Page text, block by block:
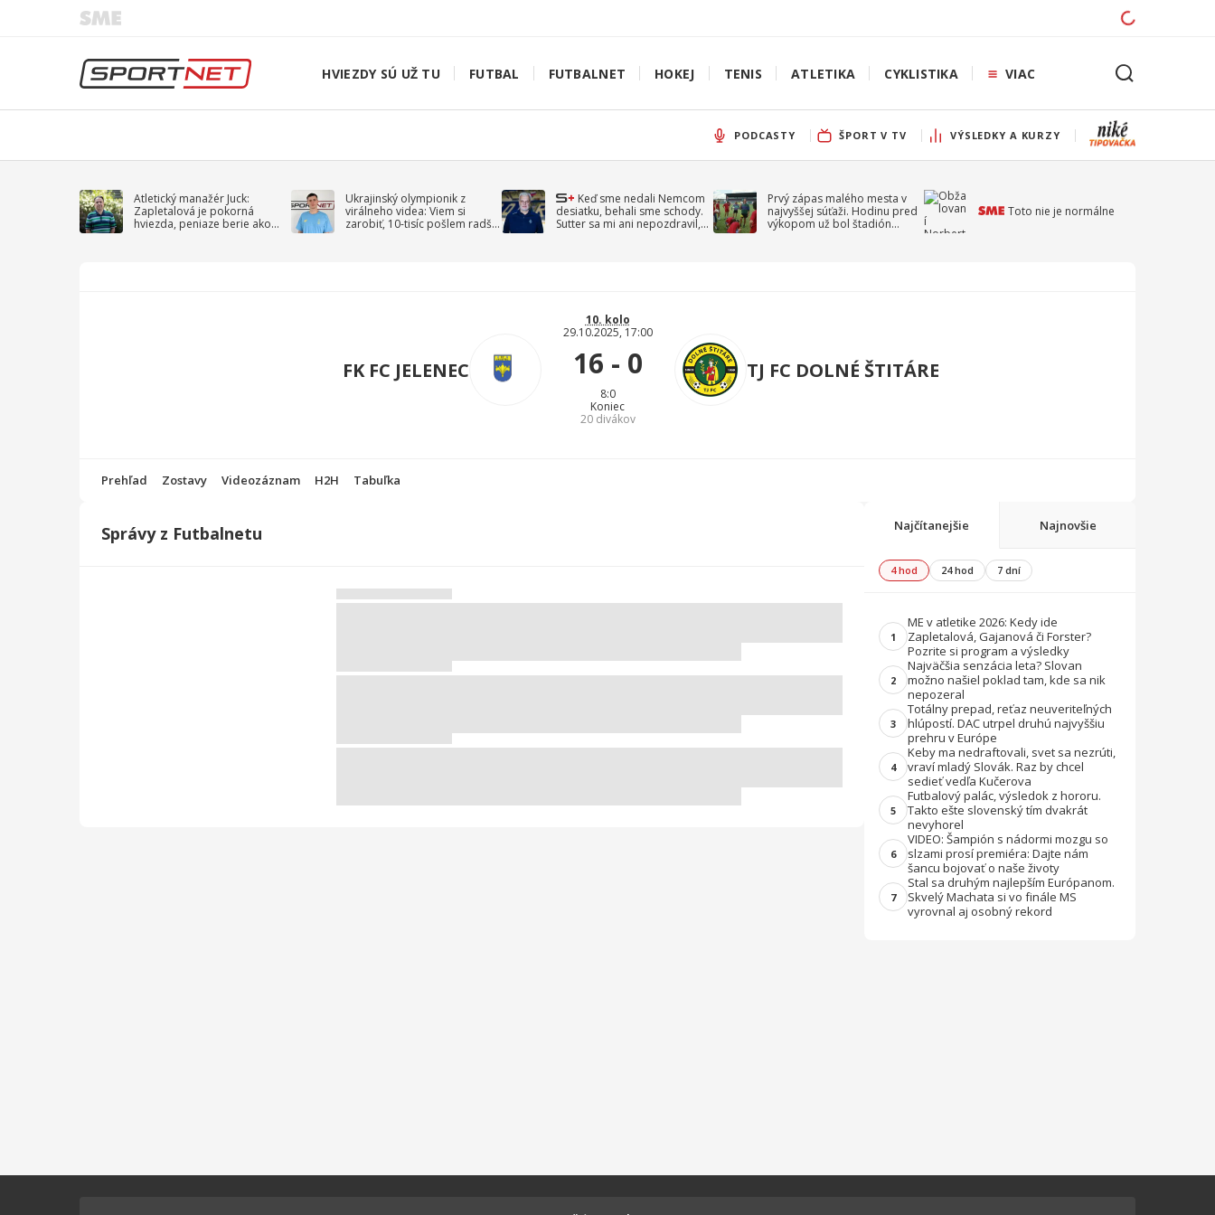
HVIEZDY SÚ UŽ TU FUTBAL FUTBALNET HOKEJ TENIS ATLETIKA CYKLISTIKA VIAC
PODCASTY ŠPORT V TV VÝSLEDKY A KURZY
Atletický manažér Juck:
Zapletalová je pokorná
hviezda, peniaze berie ako
Ukrajinský olympionik z
virálneho videa: Viem si
zarobiť, 10-tisíc pošlem radšej
Keď sme nedali Nemcom
desiatku, behali sme schody.
Sutter sa mi ani nepozdravil,
Prvý zápas malého mesta v
najvyššej súťaži. Hodinu pred
výkopom už bol štadión
Toto nie je normálne
FK FC JELENEC
10. kolo
29.10.2025, 17:00
16 - 0
8:0
Koniec
20divákov
TJ FC DOLNÉ ŠTITÁRE
Prehľad Zostavy Videozáznam H2H Tabuľka
Správy z Futbalnetu Najčítanejšie Najnovšie
4 hod 24 hod 7 dní
1
ME v atletike 2026: Kedy ide
Zapletalová, Gajanová či Forster?
Pozrite si program a výsledky
2
Najväčšia senzácia leta? Slovan
možno našiel poklad tam, kde sa nik
nepozeral
3
Totálny prepad, reťaz neuveriteľných
hlúpostí. DAC utrpel druhú najvyššiu
prehru v Európe
4
Keby ma nedraftovali, svet sa nezrúti,
vraví mladý Slovák. Raz by chcel
sedieť vedľa Kučerova
5
Futbalový palác, výsledok z hororu.
Takto ešte slovenský tím dvakrát
nevyhorel
6
VIDEO: Šampión s nádormi mozgu so
slzami prosí premiéra: Dajte nám
šancu bojovať o naše životy
7
Stal sa druhým najlepším Európanom.
Skvelý Machata si vo finále MS
vyrovnal aj osobný rekord